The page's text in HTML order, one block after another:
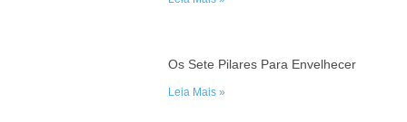
Os Sete Pilares Para Envelhecer
Leia Mais »